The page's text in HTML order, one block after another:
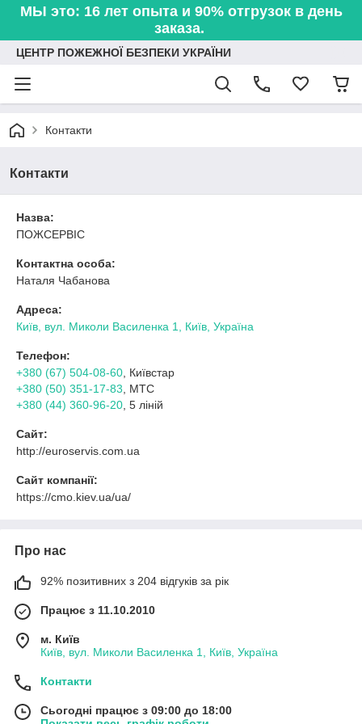
МЫ это: 16 лет опыта и 90% отгрузок в день
заказа.
ЦЕНТР ПОЖЕЖНОЇ БЕЗПЕКИ УКРАЇНИ
Контакти
Контакти
Назва:
ПОЖСЕРВІС
Контактна особа:
Наталя Чабанова
Адреса:
Київ, вул. Миколи Василенка 1, Київ, Україна
Телефон:
+380 (67) 504-08-60 , Київстар
+380 (50) 351-17-83 , МТС
+380 (44) 360-96-20 , 5 ліній
Сайт:
http://euroservis.com.ua
Сайт компанії:
https://cmo.kiev.ua/ua/
Про нас
92% позитивних з 204 відгуків за рік
Працює з 11.10.2010
м. Київ
Київ, вул. Миколи Василенка 1, Київ, Україна
Контакти
Сьогодні працює з 09:00 до 18:00